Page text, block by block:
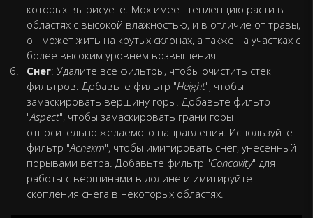
которых вы рисуете. Мох имеет тенденцию расти в
областях с высокой влажностью, и в отличие от травы,
он может жить на крутых склонах, а также на участках с
более высоким уровнем возвышения.
Снег: Удалите все фильтры, чтобы очистить стек
фильтров. Добавьте фильтр "Height", чтобы
замаскировать вершину горы. Добавьте фильтр
"Aspect", чтобы замаскировать грани горы
относительно желаемого направления. Используйте
фильтр "Аспект", чтобы имитировать снег, унесенный
порывами ветра. Добавьте фильтр "Concavity" для
работы с вершинами в долине и имитируйте
скопления снега в некоторых областях.